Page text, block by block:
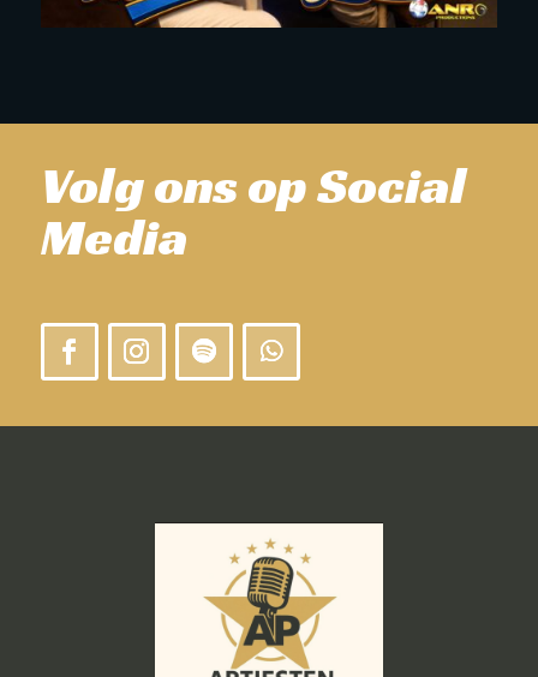
Volg ons op Social
Media